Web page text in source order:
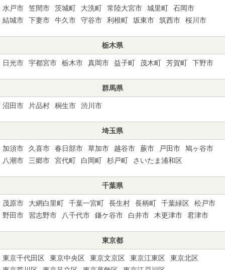
水戸市 笠間市 茨城町 大洗町 常陸大宮市 城里町
石岡市
結城市
下妻市 牛久市 守谷市 利根町 坂東市 筑西市 桜川市
栃木県
日光市 宇都宮市 栃木市 真岡市 益子町 茂木町 芳賀町 下野市
群馬県
沼田市 片品村 桐生市 渋川市
埼玉県
加須市 久喜市 春日部市 草加市 越谷市 蕨市 戸田市
鳩ヶ谷市
八潮市
三郷市 宮代町 白岡町 杉戸町 さいたま浦和区
千葉県
茂原市 大網白里町 千葉一宮町 長生村 長柄町 千葉緑区
松戸市
野田市
習志野市 八千代市 鎌ケ谷市 白井市 木更津市 君津市
東京都
東京千代田区 東京中央区 東京文京区 東京江東区
東京北区